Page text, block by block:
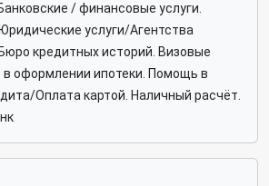
/ финансовые услуги.
услуги/Агентства
кредитных историй. Визовые
оформлении ипотеки. Помощь в
Оплата картой. Наличный расчёт.